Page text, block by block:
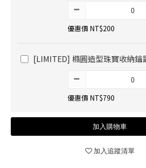
優惠價 NT$200
[LIMITED] 橢圓造型珠寶收納鑰
優惠價 NT$790
加入購物車
加入追蹤清單